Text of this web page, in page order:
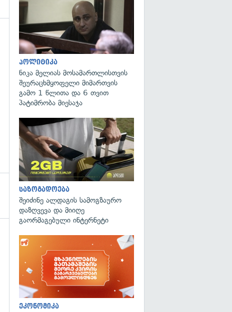
გადახედვა
პოლიტიკა
ნიკა მელიას მოსამართლისთვის
შეურაცხმყოფელი მიმართვის
გამო 1 წლითა და 6 თვით
პატიმრობა მიესაჯა
საზოგადოება
შეიძინე ალდაგის სამოგზაურო
დაზღვევა და მიიღე
გაორმაგებული ინტერნეტი
ეკონომიკა